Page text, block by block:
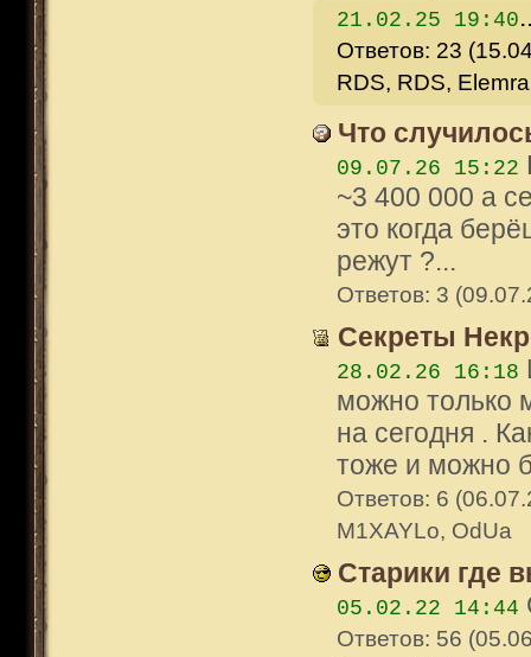
21.02.25 19:40
Ответов: 23
RDS, RDS,
Что
09.07.26 15:22
~3 400 000 а
это когда
режут ?...
Ответов: 3
Секреты
28.02.26 16:18
можно только
на сегодня .
тоже и можно
Ответов: 6
M1XAYLo, OdUa
Старики где
05.02.22 14:44
Ответов: 56